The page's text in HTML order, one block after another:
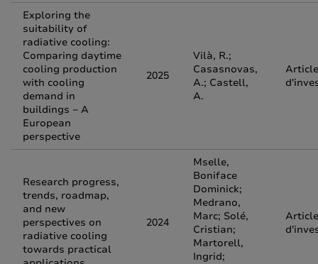
Exploring the
suitability of
radiative cooling:
Comparing daytime
cooling production
with cooling
demand in
buildings − A
European
perspective
2025
Vilà, R.;
Casasnovas,
A.; Castell,
A.
Article
Research progress,
trends, roadmap,
and new
perspectives on
radiative cooling
towards practical
2024
Mselle,
Boniface
Dominick;
Medrano,
Marc; Solé,
Cristian;
Martorell,
Ingrid;
Article